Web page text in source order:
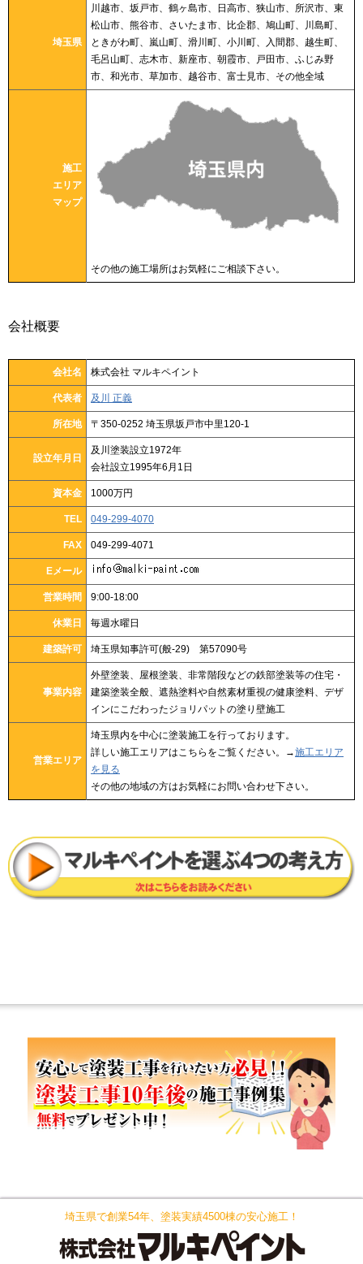
埼玉県
川越市、坂戸市、鶴ヶ島市、日高市、狭山市、所沢市、東
松山市、熊谷市、さいたま市、比企郡、鳩山町、川島町、
ときがわ町、嵐山町、滑川町、小川町、入間郡、越生町、
毛呂山町、志木市、新座市、朝霞市、戸田市、ふじみ野
市、和光市、草加市、越谷市、富士見市、その他全域
施工
エリア
マップ
その他の施工場所はお気軽にご相談下さい。
会社概要
会社名 株式会社 マルキペイント
代表者 及川 正義
所在地 〒350-0252 埼玉県坂戸市中里120-1
設立年月日
及川塗装設立1972年
会社設立1995年6月1日
資本金 1000万円
TEL 049-299-4070
FAX 049-299-4071
Eメール
営業時間 9:00-18:00
休業日 毎週水曜日
建築許可 埼玉県知事許可(般‐29) 第57090号
事業内容
外壁塗装、屋根塗装、非常階段などの鉄部塗装等の住宅・
建築塗装全般、遮熱塗料や自然素材重視の健康塗料、デザ
インにこだわったジョリパットの塗り壁施工
営業エリア
埼玉県内を中心に塗装施工を行っております。
詳しい施工エリアはこちらをご覧ください。→施工エリア
を見る
その他の地域の方はお気軽にお問い合わせ下さい。
埼玉県で創業54年、塗装実績4500棟の安心施工！